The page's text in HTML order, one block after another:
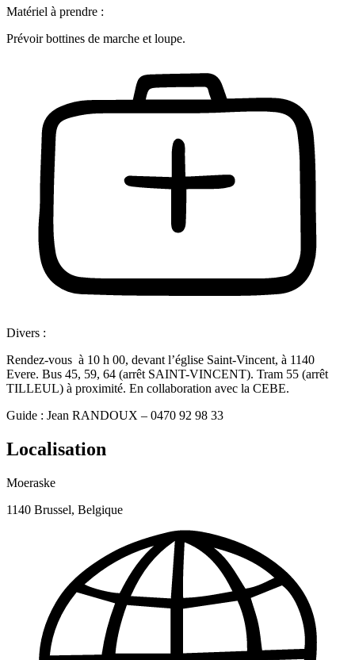
Matériel à prendre :
Prévoir bottines de marche et loupe.
Divers :
Rendez-vous à 10 h 00, devant l’église Saint-Vincent, à 1140
Evere. Bus 45, 59, 64 (arrêt SAINT-VINCENT). Tram 55 (arrêt
TILLEUL) à proximité. En collaboration avec la CEBE.
Guide : Jean RANDOUX – 0470 92 98 33
Localisation
Moeraske
1140 Brussel, Belgique